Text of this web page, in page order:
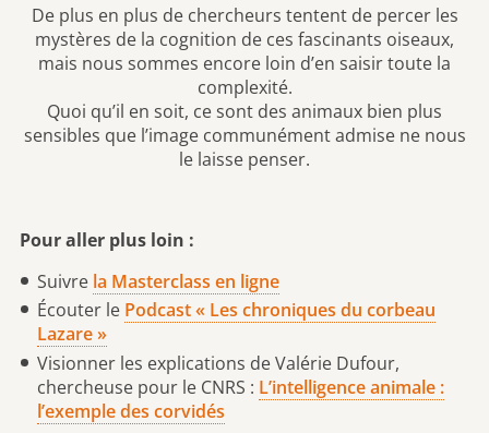
De plus en plus de chercheurs tentent de percer les
mystères de la cognition de ces fascinants oiseaux,
mais nous sommes encore loin d’en saisir toute la
complexité.
Quoi qu’il en soit, ce sont des animaux bien plus
sensibles que l’image communément admise ne nous
le laisse penser.
Pour aller plus loin :
Suivre la Masterclass en ligne
Écouter le Podcast « Les chroniques du corbeau
Lazare »
Visionner les explications de Valérie Dufour,
chercheuse pour le CNRS : L’intelligence animale :
l’exemple des corvidés